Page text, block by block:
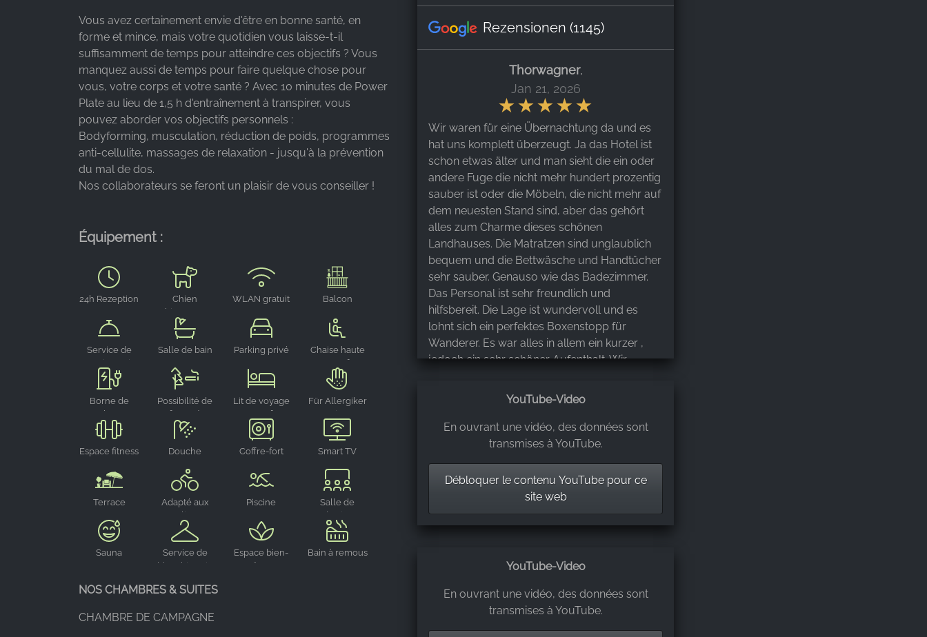
Vous avez certainement envie d'être en bonne santé, en
forme et mince, mais votre quotidien vous laisse-t-il
suffisamment de temps pour atteindre ces objectifs ? Vous
manquez aussi de temps pour faire quelque chose pour
vous, votre corps et votre santé ? Avec 10 minutes de Power
Plate au lieu de 1,5 h d'entraînement à transpirer, vous
pouvez aborder vos objectifs personnels :
Bodyforming, musculation, réduction de poids, programmes
anti-cellulite, massages de relaxation - jusqu'à la prévention
du mal de dos.
Nos collaborateurs se feront un plaisir de vous conseiller !
Équipement :
24h Rezeption
Chien
bienvenu
WLAN gratuit Balcon
Service de
conciergerie
Salle de bain Parking privé
Chaise haute
pour enfant
Borne de
recharge
électrique
Possibilité de
fumer à
l'extérieur
Lit de voyage
pour enfant
Für Allergiker
geeignet
Espace fitness Douche Coffre-fort Smart TV
Terrace
Adapté aux
cyclistes
Piscine
Salle de
réunion
Sauna
Service de
blanchisserie
Espace bien-
être
Bain à remous
NOS CHAMBRES & SUITES
CHAMBRE DE CAMPAGNE
Rezensionen (1145)
Thorwagner,
Jan 21, 2026
Wir waren für eine Übernachtung da und es
hat uns komplett überzeugt. Ja das Hotel ist
schon etwas älter und man sieht die ein oder
andere Fuge die nicht mehr hundert prozentig
sauber ist oder die Möbeln, die nicht mehr auf
dem neuesten Stand sind, aber das gehört
alles zum Charme dieses schönen
Landhauses. Die Matratzen sind unglaublich
bequem und die Bettwäsche und Handtücher
sehr sauber. Genauso wie das Badezimmer.
Das Personal ist sehr freundlich und
hilfsbereit. Die Lage ist wundervoll und es
lohnt sich ein perfektes Boxenstopp für
Wanderer. Es war alles in allem ein kurzer ,
jedoch ein sehr schöner Aufenthalt. Wir
YouTube-Video
En ouvrant une vidéo, des données sont
transmises à YouTube.
Débloquer le contenu YouTube pour ce
site web
YouTube-Video
En ouvrant une vidéo, des données sont
transmises à YouTube.